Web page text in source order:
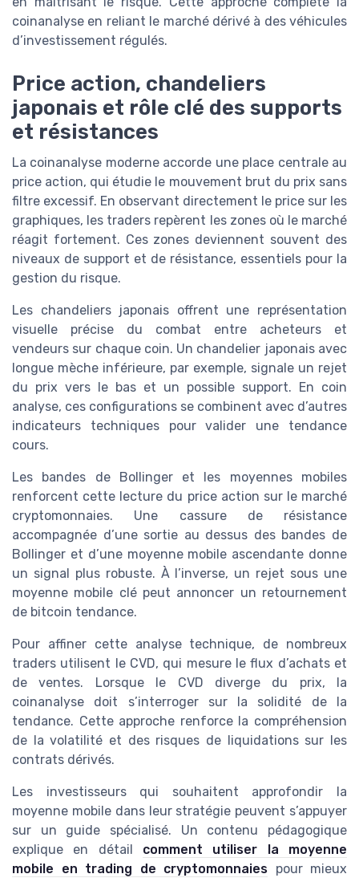
coinanalyse en reliant le marché dérivé à des véhicules
d’investissement régulés.
Price action, chandeliers
japonais et rôle clé des supports
et résistances
La coinanalyse moderne accorde une place centrale au
price action, qui étudie le mouvement brut du prix sans
filtre excessif. En observant directement le price sur les
graphiques, les traders repèrent les zones où le marché
réagit fortement. Ces zones deviennent souvent des
niveaux de support et de résistance, essentiels pour la
gestion du risque.
Les chandeliers japonais offrent une représentation
visuelle précise du combat entre acheteurs et
vendeurs sur chaque coin. Un chandelier japonais avec
longue mèche inférieure, par exemple, signale un rejet
du prix vers le bas et un possible support. En coin
analyse, ces configurations se combinent avec d’autres
indicateurs techniques pour valider une tendance
cours.
Les bandes de Bollinger et les moyennes mobiles
renforcent cette lecture du price action sur le marché
cryptomonnaies. Une cassure de résistance
accompagnée d’une sortie au dessus des bandes de
Bollinger et d’une moyenne mobile ascendante donne
un signal plus robuste. À l’inverse, un rejet sous une
moyenne mobile clé peut annoncer un retournement
de bitcoin tendance.
Pour affiner cette analyse technique, de nombreux
traders utilisent le CVD, qui mesure le flux d’achats et
de ventes. Lorsque le CVD diverge du prix, la
coinanalyse doit s’interroger sur la solidité de la
tendance. Cette approche renforce la compréhension
de la volatilité et des risques de liquidations sur les
contrats dérivés.
Les investisseurs qui souhaitent approfondir la
moyenne mobile dans leur stratégie peuvent s’appuyer
sur un guide spécialisé. Un contenu pédagogique
explique en détail comment utiliser la moyenne
mobile en trading de cryptomonnaies pour mieux